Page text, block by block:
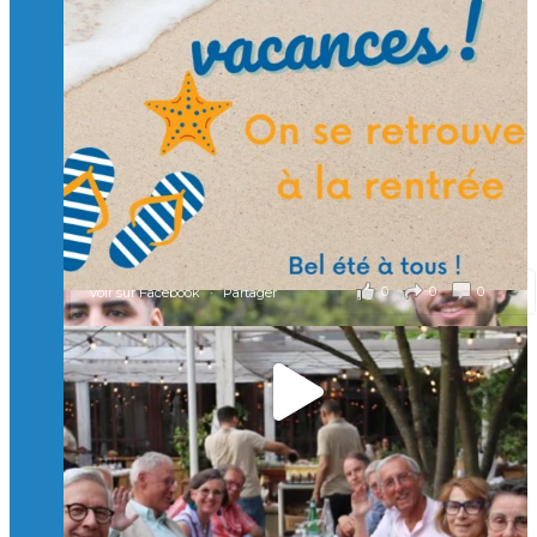
et contribuons ensemble à former les générations
d’ingénieurs de demain. 🙏
Merci à tous !
🎯 Taxe d’apprentissage 2026 : avec l'Isep, investissez pour
un numérique au service de l'humain !
À l’Isep, nous formons des ingénieurs, des bachelors, des
Mastères Spécialisés, qui allient excellence technologique et
valeurs humaines, au cœur de notre pro
...Voir plus
il y a 2 mois
0 0 0
Voir sur Facebook · Partager
🚀Afterwork à Genève 🚀
🥳 Le 22 avril dernier, 14 Alumni vivant / travaillant
en Suisse ont partagé un moment convivial de
retrouvailles et d'échanges !
Merci à tous pour votre présence et à Alexandre